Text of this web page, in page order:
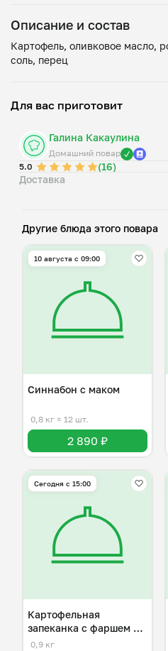
Описание и состав
Картофель, оливковое масло,
Для вас приготовит
Галина Какаулина
Домашний повар
5.0
(16)
Доставка
Другие блюда этого повара
10 августа с 09:00
Синнабон с маком
0,8 кг ≈ 12 шт.
2 890 ₽
Сегодня с 15:00
Картофельная
запеканка с фаршем из
говядины
0,9 кг